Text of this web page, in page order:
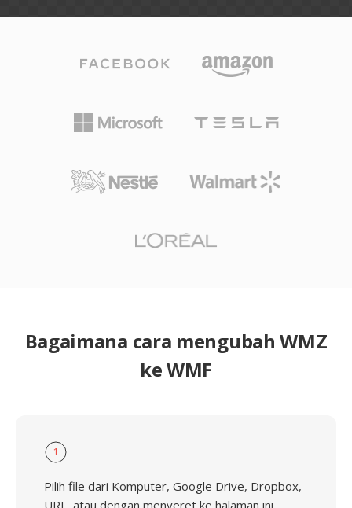
Bagaimana cara mengubah WMZ
ke WMF
1
Pilih file dari Komputer, Google Drive, Dropbox,
URL, atau dengan menyeret ke halaman ini.